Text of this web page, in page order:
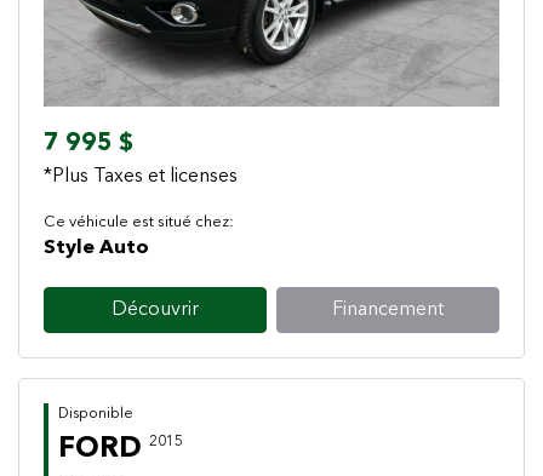
7 995 $
*Plus Taxes et licenses
Ce véhicule est situé chez:
Style Auto
Découvrir Financement
Disponible
FORD 2015